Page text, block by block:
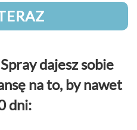
dajesz sobie
na to, by nawet
dni: